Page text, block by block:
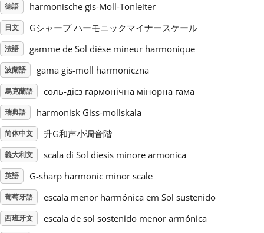
Svenska
Tiếng Việt
简体中文
繁體中文
德語 harmonische gis-Moll-Tonleiter
日文 Gシャープ ハーモニックマイナースケール
法語 gamme de Sol dièse mineur harmonique
波蘭語 gama gis-moll harmoniczna
烏克蘭語 соль-дієз гармонічна мінорна гама
瑞典語 harmonisk Giss-mollskala
简体中文 升G和声小调音階
義大利文 scala di Sol diesis minore armonica
英語 G-sharp harmonic minor scale
葡萄牙語 escala menor harmónica em Sol sustenido
西班牙文 escala de sol sostenido menor armónica